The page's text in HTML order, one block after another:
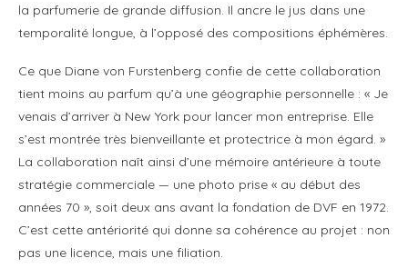
la parfumerie de grande diffusion. Il ancre le jus dans une
temporalité longue, à l’opposé des compositions éphémères.
Ce que Diane von Furstenberg confie de cette collaboration
tient moins au parfum qu’à une géographie personnelle : « Je
venais d’arriver à New York pour lancer mon entreprise. Elle
s’est montrée très bienveillante et protectrice à mon égard. »
La collaboration naît ainsi d’une mémoire antérieure à toute
stratégie commerciale — une photo prise « au début des
années 70 », soit deux ans avant la fondation de DVF en 1972.
C’est cette antériorité qui donne sa cohérence au projet : non
pas une licence, mais une filiation.